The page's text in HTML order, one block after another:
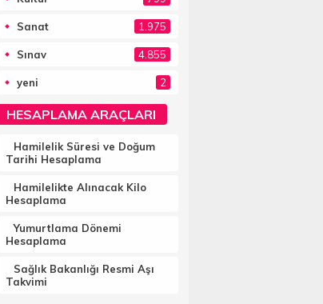
Sanat 1.975
Sınav 4.855
yeni 2
HESAPLAMA ARAÇLARI
Hamilelik Süresi ve Doğum
Tarihi Hesaplama
Hamilelikte Alınacak Kilo
Hesaplama
Yumurtlama Dönemi
Hesaplama
Sağlık Bakanlığı Resmi Aşı
Takvimi